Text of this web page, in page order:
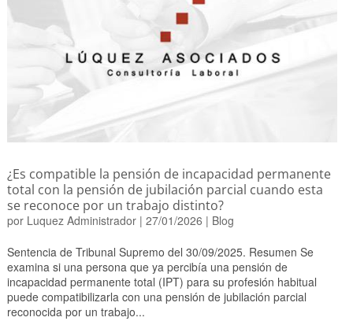
¿Es compatible la pensión de incapacidad permanente
total con la pensión de jubilación parcial cuando esta
se reconoce por un trabajo distinto?
por Luquez Administrador| 27/01/2026 | Blog
Sentencia de Tribunal Supremo del 30/09/2025. Resumen Se
examina si una persona que ya percibía una pensión de
incapacidad permanente total (IPT) para su profesión habitual
puede compatibilizarla con una pensión de jubilación parcial
reconocida por un trabajo...